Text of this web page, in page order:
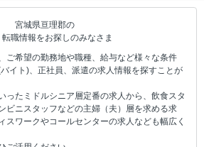
宮城県亘理郡の
職情報をお探しのみなさま
ご希望の勤務地や職種、給与など様々な条件
イト)、正社員、派遣の求人情報を探すことが
ったミドルシニア層定番の求人から、飲食スタ
ビニスタッフなどの主婦（夫）層を求める求
スワークやコールセンターの求人なども幅広く